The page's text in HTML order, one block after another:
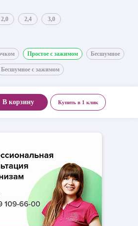
2,0 2,4 3,0
Простое с зажимом Бесшумное
Бесшумное с зажимом
В корзину Купить в 1 клик